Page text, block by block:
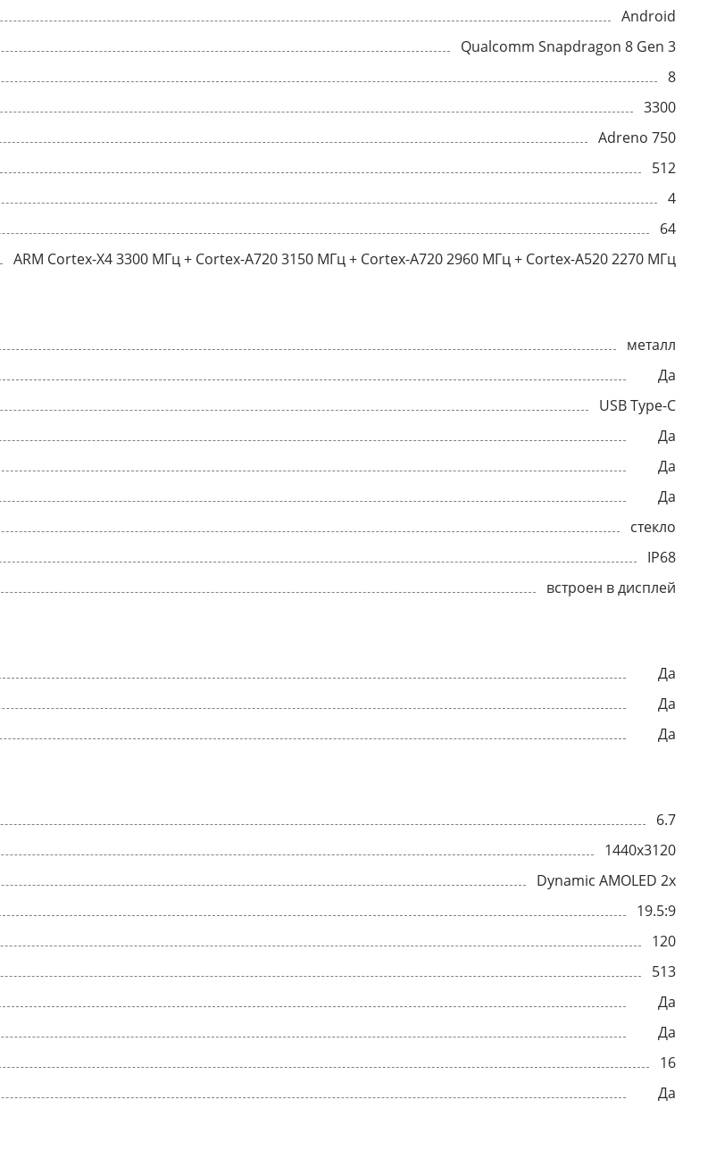
Android
Qualcomm Snapdragon 8 Gen 3
8
3300
Adreno 750
512
4
64
ARM Cortex-X4 3300 МГц + Cortex-A720 3150 МГц + Cortex-A720 2960 МГц + Cortex-A520 2270 МГц
металл
Да
USB Type-C
Да
Да
Да
стекло
IP68
встроен в дисплей
Да
Да
Да
6.7
1440x3120
Dynamic AMOLED 2x
19.5:9
120
513
Да
Да
16
Да